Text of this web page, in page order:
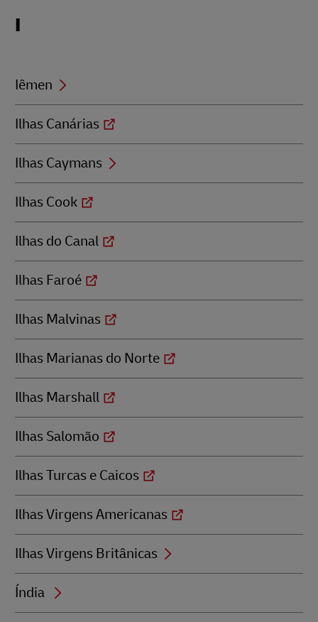
I
Iêmen
Ilhas Canárias
Ilhas Caymans
Ilhas Cook
Ilhas do Canal
Ilhas Faroé
Ilhas Malvinas
Ilhas Marianas do Norte
Ilhas Marshall
Ilhas Salomão
Ilhas Turcas e Caicos
Ilhas Virgens Americanas
Ilhas Virgens Britânicas
Índia